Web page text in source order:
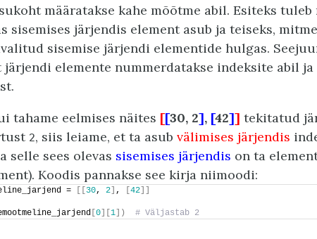
määratakse kahe mõõtme abil. Esiteks tuleb
sisemises järjendis element asub ja teiseks,
sisemise järjendi elementide hulgas.
järjendi elemente nummerdatakse indeksite abil
tahame eelmises näites [[30, 2], [42]] tekitatud
2, siis leiame, et ta asub välimises järjendis
selle sees olevas sisemises järjendis on ta
Koodis pannakse see kirja niimoodi:
= 30, 2 , 42
0 1 ]) # Väljastab 2